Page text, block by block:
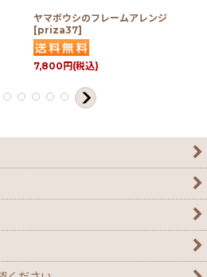
ヤマボウシのフレームアレンジ
[priza37]
7,800円(税込)